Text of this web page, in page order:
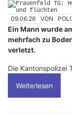
09.06.26 VON
Ein Mann wurde
mehrfach zu
verletzt.
Die Kantonspolizei
Weiterlesen